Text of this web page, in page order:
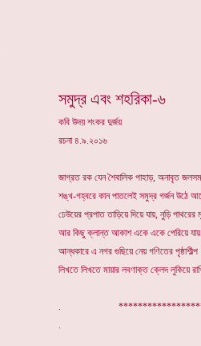
সমুদ্র এবং শহরিকা-৬
কবি উদয় শংকর দুর্জয়
রচনা ৪.৯.২০১৬
জাগ্রত রক যেন শৈবালিক পাহাড়, অনাবৃত
শঙ্খ-গহ্বরে কান পাতলেই সমুদ্র গর্জন উঠে
ঢেউয়ের প্রপাত তাড়িয়ে দিয়ে যায়, নুড়ি
আর কিছু ক্লান্ত আকাশ একে একে পেরিয়ে
আন্ধকারে এ নগর গুছিয়ে নেয় গণিতের
লিখতে লিখতে মায়ার লবণাক্ত ক্লেদ লুকিয়ে
.